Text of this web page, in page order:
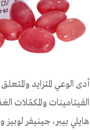
أدى الوعي المتزايد
الفيتامينات والمكمّلات
هايلي بيبر، جينيفر